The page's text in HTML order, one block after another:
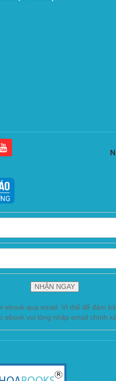
ebook qua email. Vì thế để đảm
ebook vui lòng nhập email chính